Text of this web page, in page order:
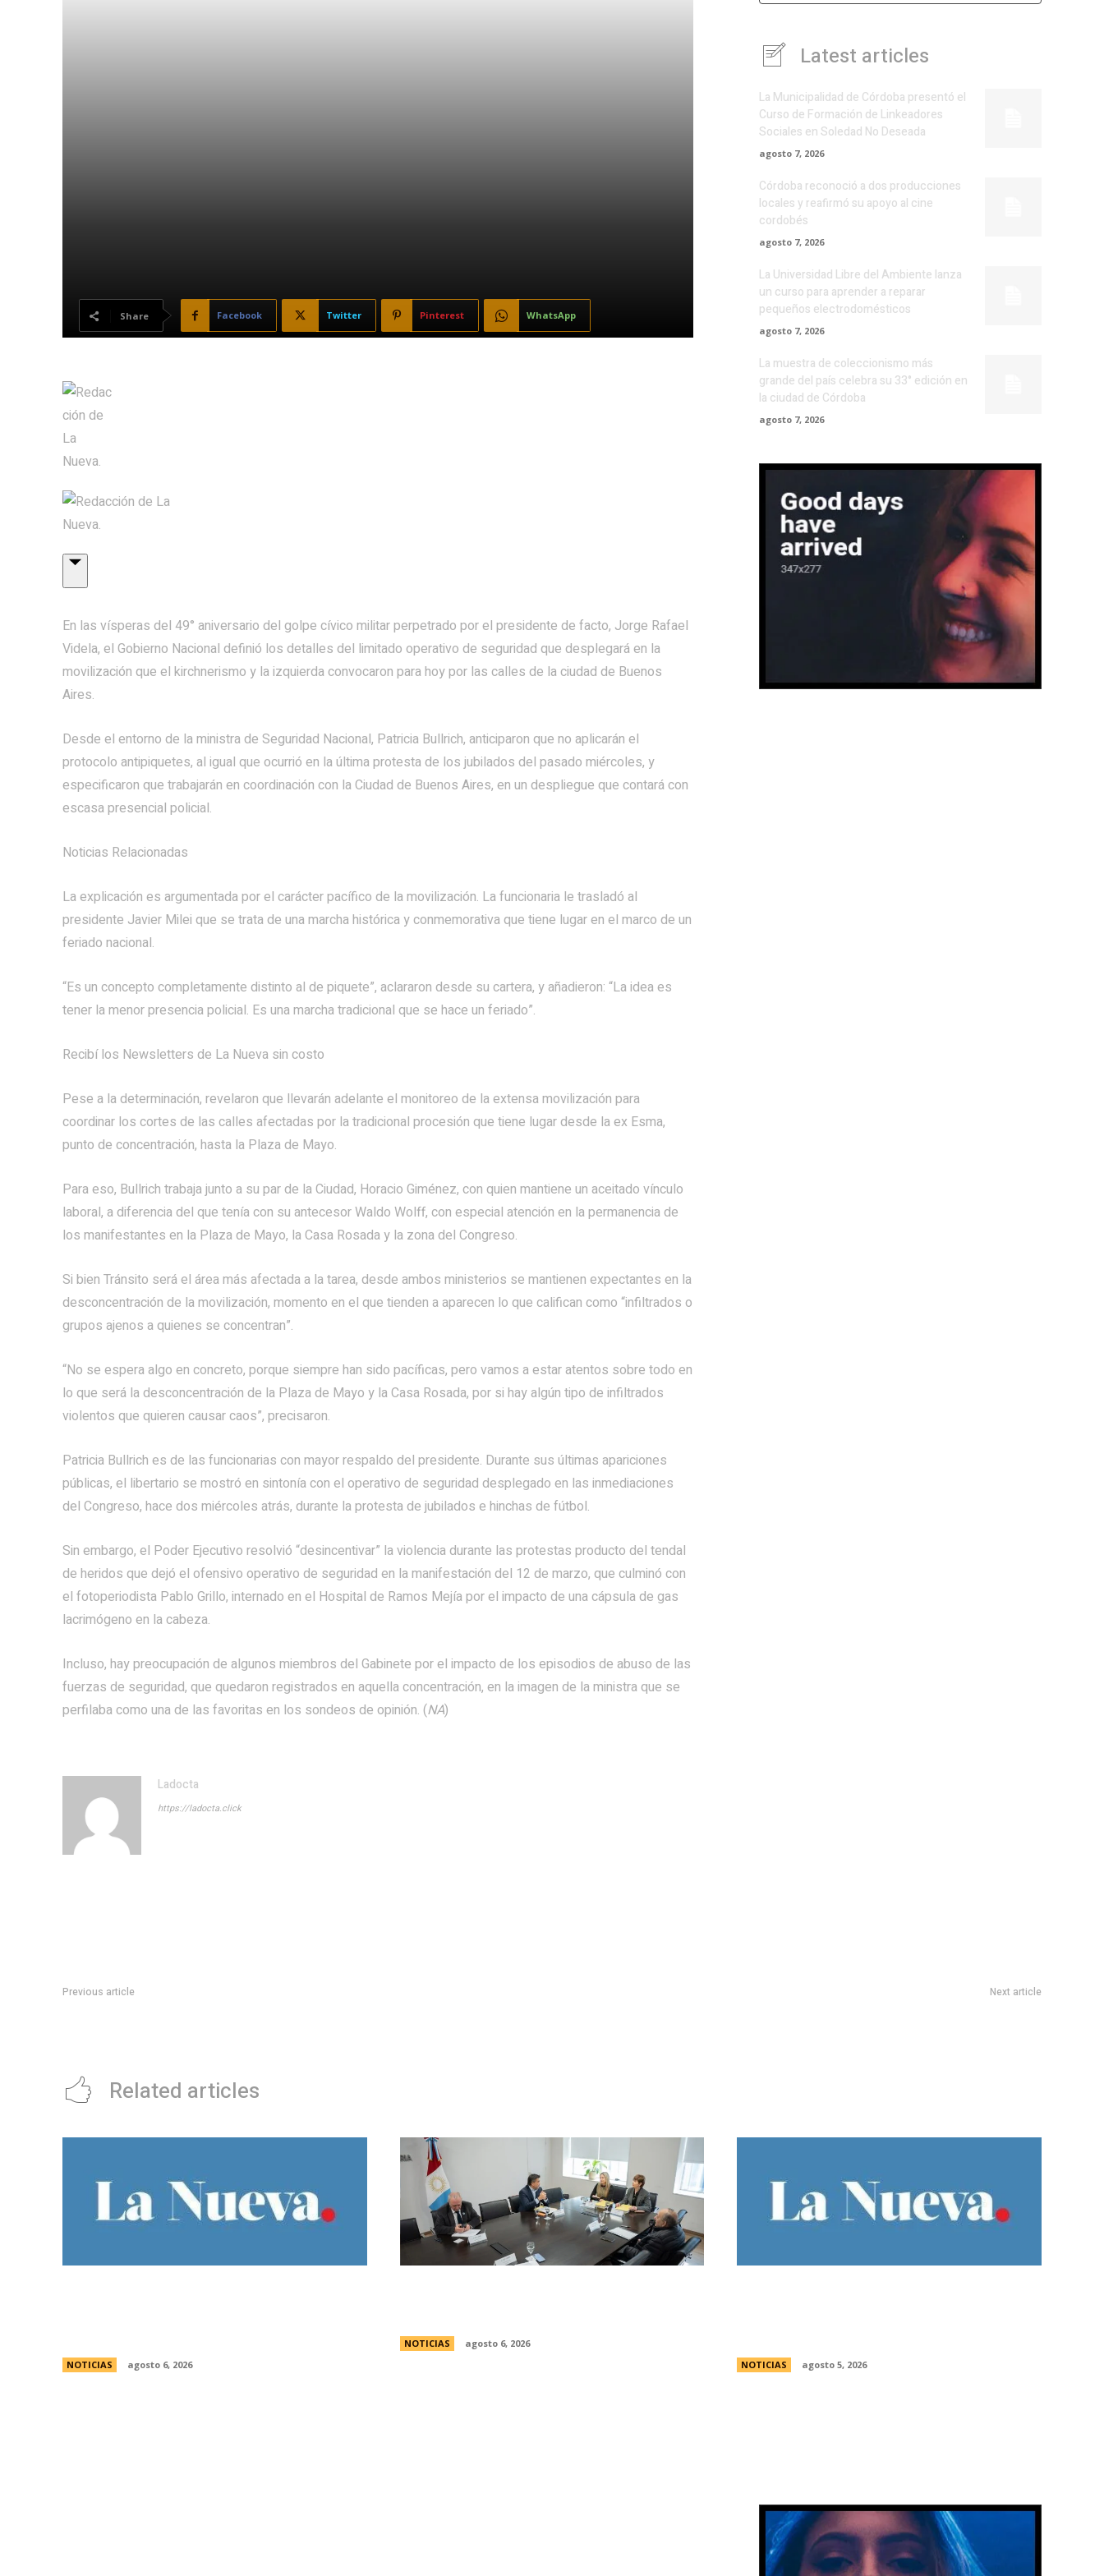
Share Facebook Twitter Pinterest WhatsApp
En las vísperas del 49° aniversario del golpe cívico militar perpetrado por el presidente de facto, Jorge Rafael
Videla, el Gobierno Nacional definió los detalles del limitado operativo de seguridad que desplegará en la
movilización que el kirchnerismo y la izquierda convocaron para hoy por las calles de la ciudad de Buenos
Aires.
Desde el entorno de la ministra de Seguridad Nacional, Patricia Bullrich, anticiparon que no aplicarán el
protocolo antipiquetes, al igual que ocurrió en la última protesta de los jubilados del pasado miércoles, y
especificaron que trabajarán en coordinación con la Ciudad de Buenos Aires, en un despliegue que contará con
escasa presencial policial.
Noticias Relacionadas
La explicación es argumentada por el carácter pacífico de la movilización. La funcionaria le trasladó al
presidente Javier Milei que se trata de una marcha histórica y conmemorativa que tiene lugar en el marco de un
feriado nacional.
“Es un concepto completamente distinto al de piquete”, aclararon desde su cartera, y añadieron: “La idea es
tener la menor presencia policial. Es una marcha tradicional que se hace un feriado”.
Recibí los Newsletters de La Nueva sin costo
Pese a la determinación, revelaron que llevarán adelante el monitoreo de la extensa movilización para
coordinar los cortes de las calles afectadas por la tradicional procesión que tiene lugar desde la ex Esma,
punto de concentración, hasta la Plaza de Mayo.
Para eso, Bullrich trabaja junto a su par de la Ciudad, Horacio Giménez, con quien mantiene un aceitado vínculo
laboral, a diferencia del que tenía con su antecesor Waldo Wolff, con especial atención en la permanencia de
los manifestantes en la Plaza de Mayo, la Casa Rosada y la zona del Congreso.
Si bien Tránsito será el área más afectada a la tarea, desde ambos ministerios se mantienen expectantes en la
desconcentración de la movilización, momento en el que tienden a aparecen lo que califican como “infiltrados o
grupos ajenos a quienes se concentran”.
“No se espera algo en concreto, porque siempre han sido pacíficas, pero vamos a estar atentos sobre todo en
lo que será la desconcentración de la Plaza de Mayo y la Casa Rosada, por si hay algún tipo de infiltrados
violentos que quieren causar caos”, precisaron.
Patricia Bullrich es de las funcionarias con mayor respaldo del presidente. Durante sus últimas apariciones
públicas, el libertario se mostró en sintonía con el operativo de seguridad desplegado en las inmediaciones
del Congreso, hace dos miércoles atrás, durante la protesta de jubilados e hinchas de fútbol.
Sin embargo, el Poder Ejecutivo resolvió “desincentivar” la violencia durante las protestas producto del tendal
de heridos que dejó el ofensivo operativo de seguridad en la manifestación del 12 de marzo, que culminó con
el fotoperiodista Pablo Grillo, internado en el Hospital de Ramos Mejía por el impacto de una cápsula de gas
lacrimógeno en la cabeza.
Incluso, hay preocupación de algunos miembros del Gabinete por el impacto de los episodios de abuso de las
fuerzas de seguridad, que quedaron registrados en aquella concentración, en la imagen de la ministra que se
perfilaba como una de las favoritas en los sondeos de opinión. (NA)
Ladocta
https://ladocta.click
Latest articles
La Municipalidad de Córdoba presentó el
Curso de Formación de Linkeadores
Sociales en Soledad No Deseada
agosto 7, 2026
Córdoba reconoció a dos producciones
locales y reafirmó su apoyo al cine
cordobés
agosto 7, 2026
La Universidad Libre del Ambiente lanza
un curso para aprender a reparar
pequeños electrodomésticos
agosto 7, 2026
La muestra de coleccionismo más
grande del país celebra su 33° edición en
la ciudad de Córdoba
agosto 7, 2026
Previous article Next article
Related articles
NOTICIAS agosto 6, 2026
NOTICIAS agosto 6, 2026
NOTICIAS agosto 5, 2026